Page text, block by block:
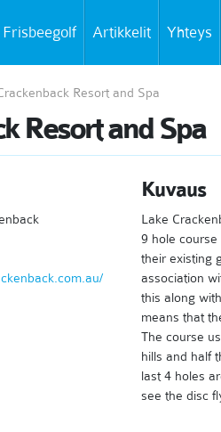
Frisbeegolf Artikkelit Yhteys
Resort and Spa
Resort and Spa
Kuvaus
Lake
9 hole
their existing
association
this along
means that
The course
hills and half
last 4 holes
see the disc